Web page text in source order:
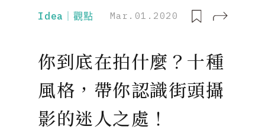
Idea｜觀點 Mar.01.2020
你到底在拍什麼？十種
風格，帶你認識街頭攝
影的迷人之處！